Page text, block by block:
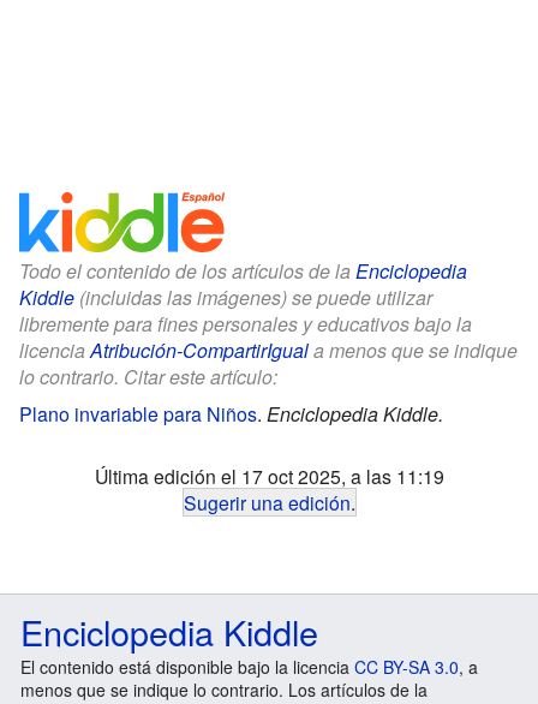
Todo el contenido de los artículos de la Enciclopedia
Kiddle (incluidas las imágenes) se puede utilizar
libremente para fines personales y educativos bajo la
licencia Atribución-CompartirIguala menos que se indique
lo contrario. Citar este artículo:
Plano invariable para Niños. Enciclopedia Kiddle.
Última edición el 17 oct 2025, a las 11:19
Sugerir una edición.
Enciclopedia Kiddle
El contenido está disponible bajo la licencia CC BY-SA 3.0, a
menos que se indique lo contrario. Los artículos de la